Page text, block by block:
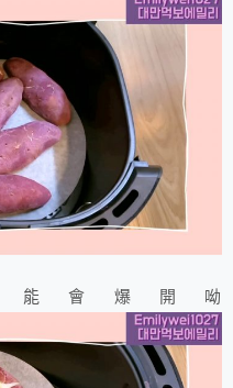
會爆開呦